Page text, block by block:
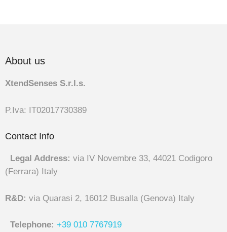
About us
XtendSenses S.r.l.s.
P.Iva: IT02017730389
Contact Info
Legal Address: via IV Novembre 33, 44021 Codigoro
(Ferrara) Italy
R&D: via Quarasi 2, 16012 Busalla (Genova) Italy
Telephone: +39 010 7767919